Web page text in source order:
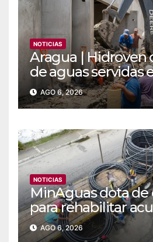
NOTICIAS
Aragua | Hidroven
de aguas servidas
comunidad Doña
Maracay
AGO 6, 2026
NOTICIAS
MinAguas dota de
para rehabilitar
el municipio
AGO 6, 2026